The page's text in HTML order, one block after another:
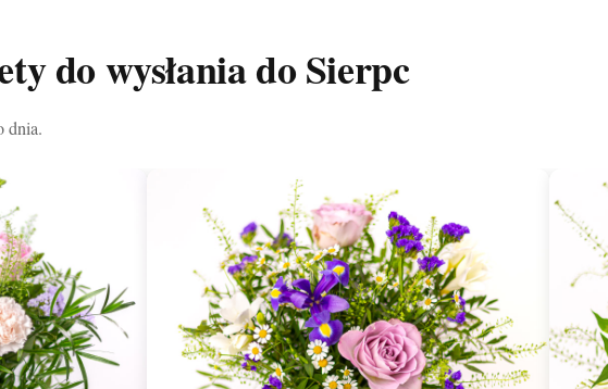
do wysłania do Sierpc
dnia.